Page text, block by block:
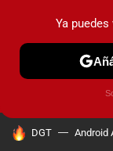
PRUEBAS
HOY SE HABLA
DGT Android
Ya